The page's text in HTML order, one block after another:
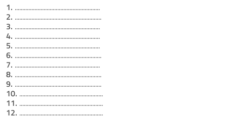
1. ........................................................
2. .........................................................
3. ........................................................
4. ........................................................
5. ........................................................
6. .........................................................
7. ........................................................
8. .........................................................
9. .........................................................
10. .......................................................
11. .......................................................
12. .......................................................